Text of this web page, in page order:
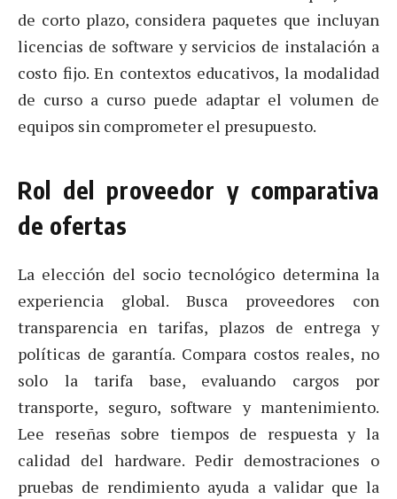
de corto plazo, considera paquetes que incluyan
licencias de software y servicios de instalación a
costo fijo. En contextos educativos, la modalidad
de curso a curso puede adaptar el volumen de
equipos sin comprometer el presupuesto.
Rol del proveedor y comparativa
de ofertas
La elección del socio tecnológico determina la
experiencia global. Busca proveedores con
transparencia en tarifas, plazos de entrega y
políticas de garantía. Compara costos reales, no
solo la tarifa base, evaluando cargos por
transporte, seguro, software y mantenimiento.
Lee reseñas sobre tiempos de respuesta y la
calidad del hardware. Pedir demostraciones o
pruebas de rendimiento ayuda a validar que la